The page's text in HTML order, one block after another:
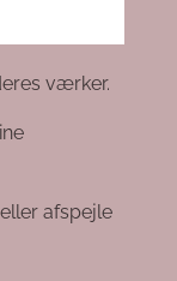
værker.
afspejle